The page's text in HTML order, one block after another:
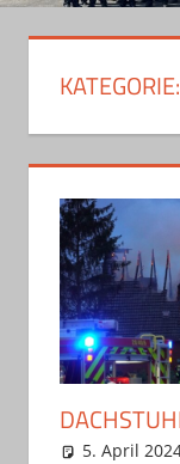
KATEGORIE:
5. April